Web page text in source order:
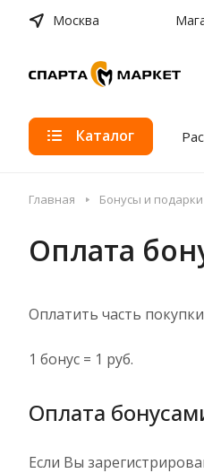
Москва
Каталог
Главная Бонусы и подарки
Оплата
Оплатить часть
1 бонус = 1 руб.
Оплата
Если Вы